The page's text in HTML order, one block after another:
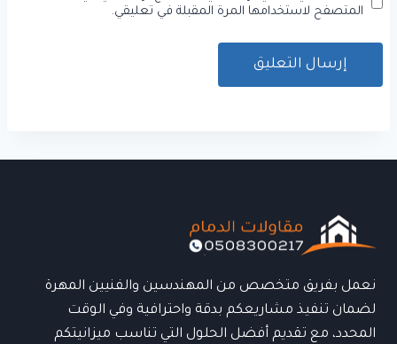
المتصفح لاستخدامها المرة المقبلة في تعليقي.
نعمل بفريق متخصص من المهندسين والفنيين المهرة
لضمان تنفيذ مشاريعكم بدقة واحترافية وفي الوقت
المحدد، مع تقديم أفضل الحلول التي تناسب ميزانيتكم